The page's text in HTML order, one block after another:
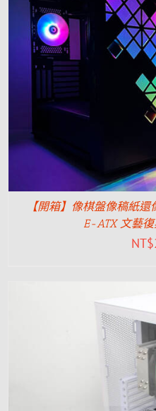
【開箱】像棋盤像稿紙
E-ATX 文藝
NT$